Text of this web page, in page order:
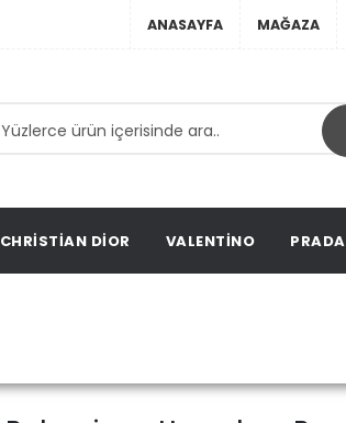
ANASAYFA MAĞAZA
CHRISTIAN DIOR VALENTINO PRADA